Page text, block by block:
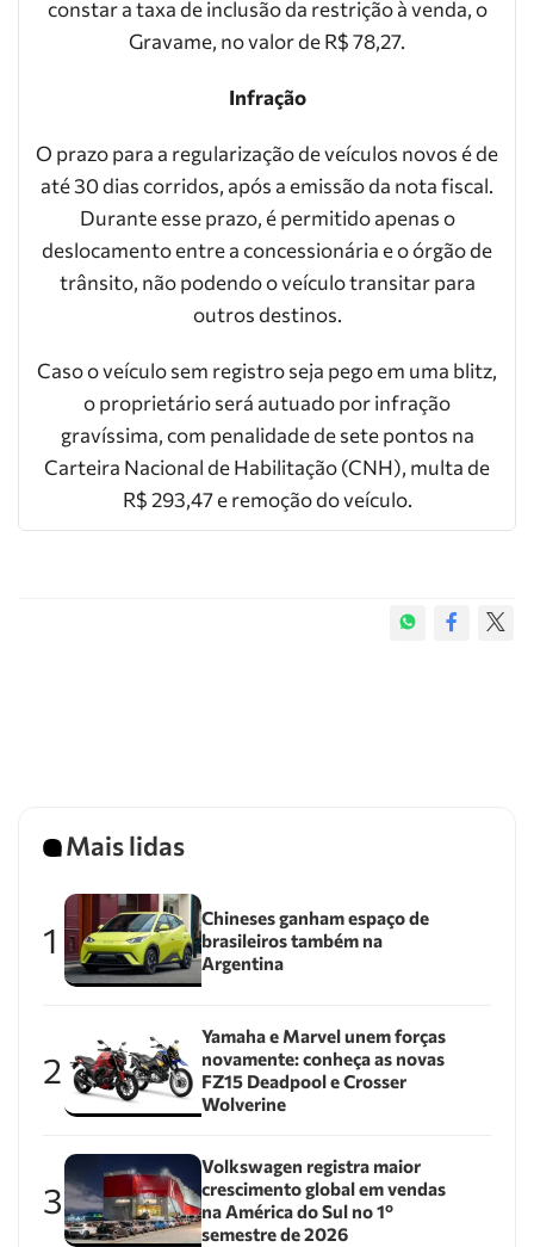
constar a taxa de inclusão da restrição à venda, o
Gravame, no valor de R$ 78,27.
Infração
O prazo para a regularização de veículos novos é de
até 30 dias corridos, após a emissão da nota fiscal.
Durante esse prazo, é permitido apenas o
deslocamento entre a concessionária e o órgão de
trânsito, não podendo o veículo transitar para
outros destinos.
Caso o veículo sem registro seja pego em uma blitz,
o proprietário será autuado por infração
gravíssima, com penalidade de sete pontos na
Carteira Nacional de Habilitação (CNH), multa de
R$ 293,47 e remoção do veículo.
Mais lidas
1
Chineses ganham espaço de
brasileiros também na
Argentina
2
Yamaha e Marvel unem forças
novamente: conheça as novas
FZ15 Deadpool e Crosser
Wolverine
3
Volkswagen registra maior
crescimento global em vendas
na América do Sul no 1º
semestre de 2026